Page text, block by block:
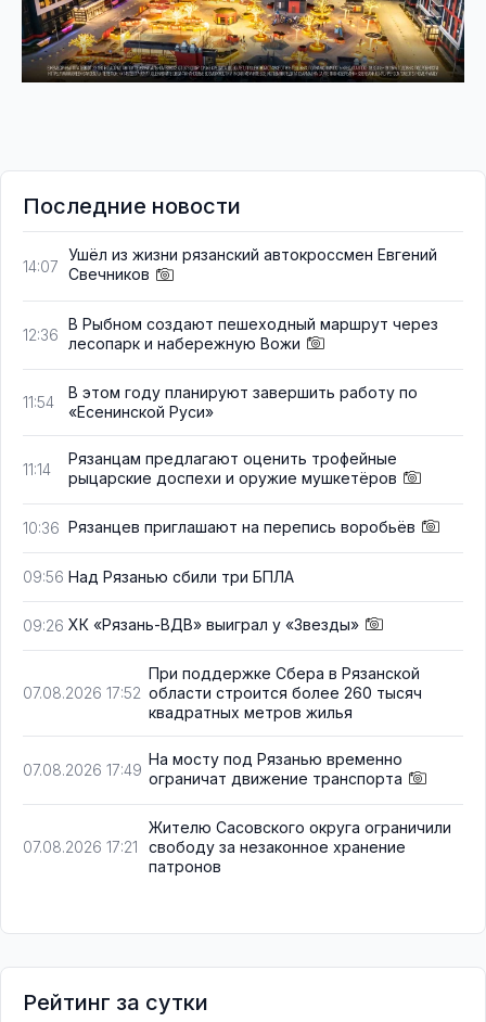
Последние новости
14:07
Ушёл из жизни рязанский автокроссмен Евгений
Свечников
12:36
В Рыбном создают пешеходный маршрут через
лесопарк и набережную Вожи
11:54
В этом году планируют завершить работу по
«Есенинской Руси»
11:14
Рязанцам предлагают оценить трофейные
рыцарские доспехи и оружие мушкетёров
10:36 Рязанцев приглашают на перепись воробьёв
09:56 Над Рязанью сбили три БПЛА
09:26 ХК «Рязань-ВДВ» выиграл у «Звезды»
07.08.2026 17:52
При поддержке Сбера в Рязанской
области строится более 260 тысяч
квадратных метров жилья
07.08.2026 17:49
На мосту под Рязанью временно
ограничат движение транспорта
07.08.2026 17:21
Жителю Сасовского округа ограничили
свободу за незаконное хранение
патронов
Рейтинг за сутки